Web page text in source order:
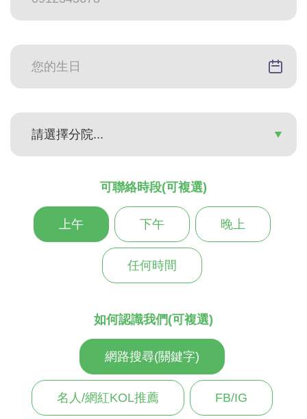
可聯絡時段(可複選)
上午 下午 晚上
任何時間
如何認識我們(可複選)
網路搜尋(關鍵字)
名人/網紅KOL推薦 FB/IG